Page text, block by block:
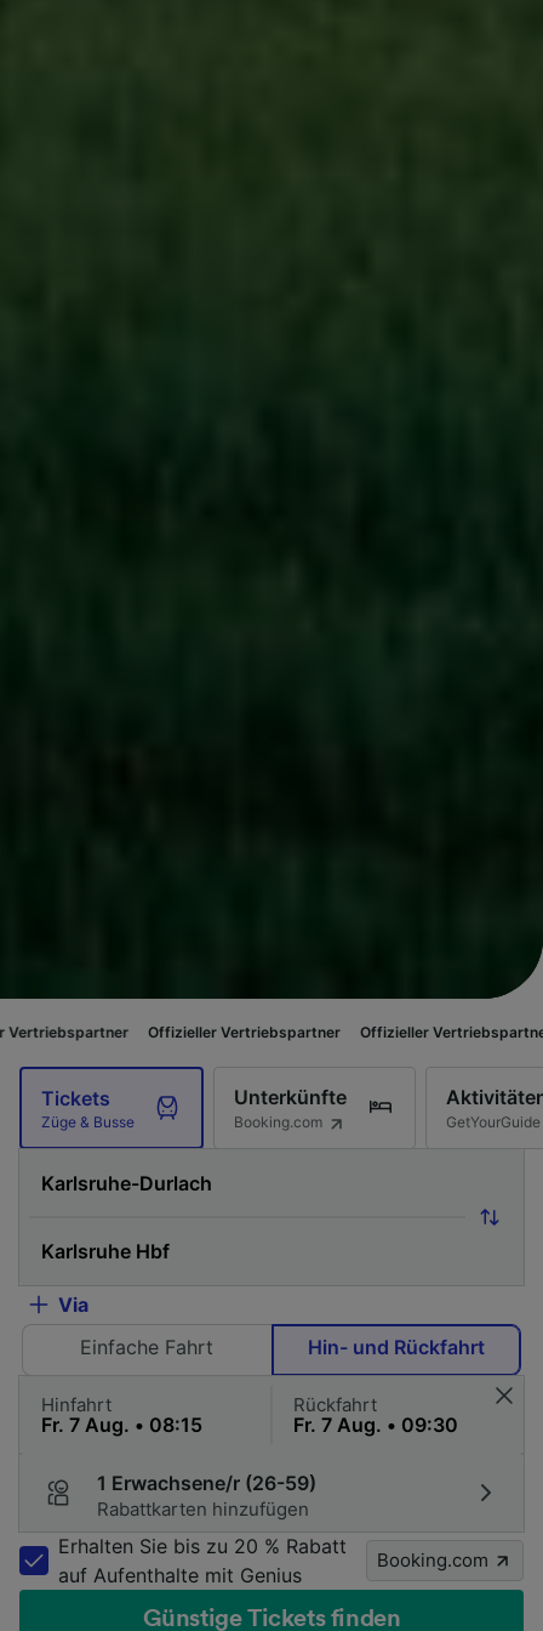
Offizieller Vertriebspartner Offizieller Vertriebspartner
Tickets
Züge & Busse
Unterkünfte
Booking.com GetYourGuide
Via
Einfache Fahrt
Hin- und Rückfahrt
Hinfahrt Rückfahrt
1 Erwachsene/r (26-59)
Rabattkarten hinzufügen
Erhalten Sie bis zu 20 % Rabatt
auf Aufenthalte mit Genius
Booking.com
Günstige Tickets finden